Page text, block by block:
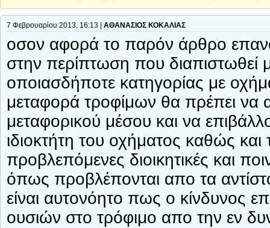
7 Φεβρουαρίου 2013, 16:13 | ΑΘΑΝΑΣΙΟΣ ΚΟΚΑΛΙΑΣ
οσον αφορά το παρόν άρθρο
στην περίπτωση που
οποιασδήποτε κατηγορίας με
μεταφορά τροφίμων θα πρέπει να
μεταφορικού μέσου και να
ιδιοκτήτη του οχήματος καθώς
προβλεπόμενες διοικητικές και
όπως προβλέπονται απο τα
είναι αυτονόητο πως ο κίνδυνος
ουσιών στο τρόφιμο απο την εν